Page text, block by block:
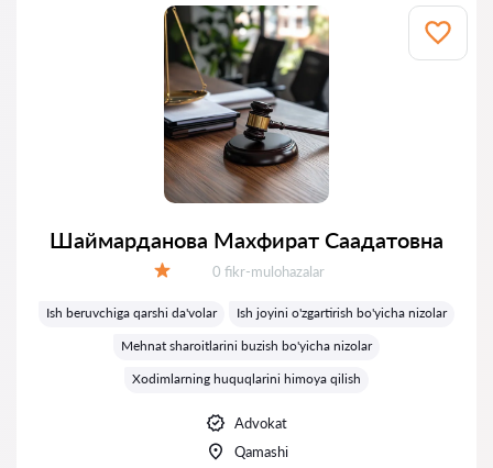
Шаймарданова Махфират Саадатовна
Fikrlar:
0 fikr-mulohazalar
Ish beruvchiga qarshi da'volar
Ish joyini o'zgartirish bo'yicha nizolar
Mehnat sharoitlarini buzish bo'yicha nizolar
Xodimlarning huquqlarini himoya qilish
Advokat
Qamashi